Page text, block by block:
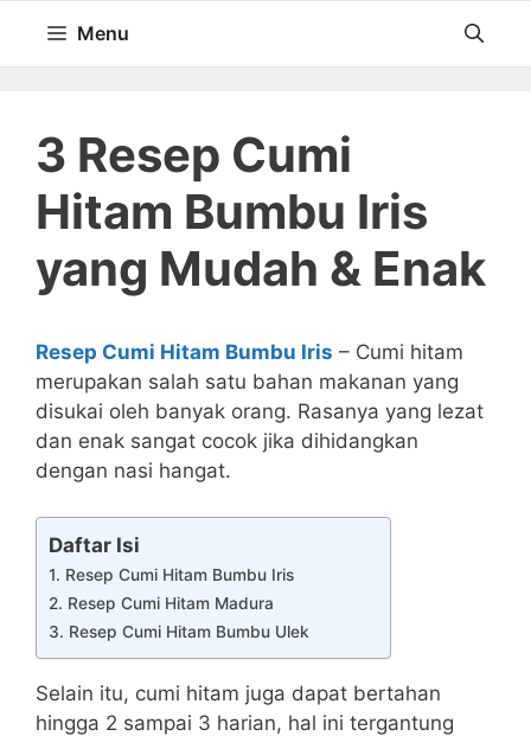
isi
Menu
3 Resep Cumi
Hitam Bumbu Iris
yang Mudah & Enak
Resep Cumi Hitam Bumbu Iris – Cumi hitam
merupakan salah satu bahan makanan yang
disukai oleh banyak orang. Rasanya yang lezat
dan enak sangat cocok jika dihidangkan
dengan nasi hangat.
Daftar Isi
1. Resep Cumi Hitam Bumbu Iris
2. Resep Cumi Hitam Madura
3. Resep Cumi Hitam Bumbu Ulek
Selain itu, cumi hitam juga dapat bertahan
hingga 2 sampai 3 harian, hal ini tergantung